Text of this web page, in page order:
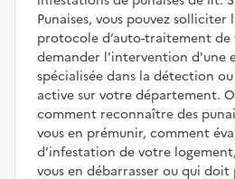
Punaises, vous pouvez solliciter
protocole d’auto-traitement
demander l'intervention d'une
spécialisée dans la détection
active sur votre département.
comment reconnaître des
vous en prémunir, comment
d’infestation de votre
vous en débarrasser ou qui doit